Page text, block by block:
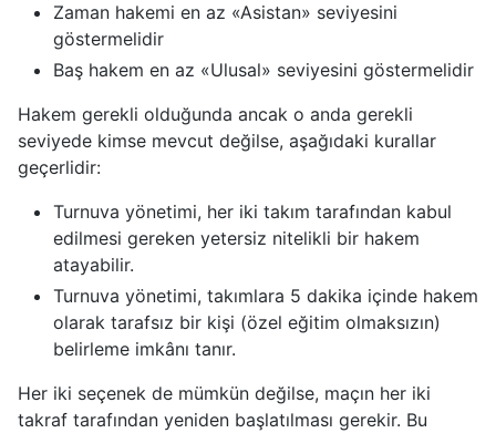
Zaman hakemi en az «Asistan» seviyesini
göstermelidir
Baş hakem en az «Ulusal» seviyesini göstermelidir
Hakem gerekli olduğunda ancak o anda gerekli
seviyede kimse mevcut değilse, aşağıdaki kurallar
geçerlidir:
Turnuva yönetimi, her iki takım tarafından kabul
edilmesi gereken yetersiz nitelikli bir hakem
atayabilir.
Turnuva yönetimi, takımlara 5 dakika içinde hakem
olarak tarafsız bir kişi (özel eğitim olmaksızın)
belirleme imkânı tanır.
Her iki seçenek de mümkün değilse, maçın her iki
takraf tarafından yeniden başlatılması gerekir. Bu